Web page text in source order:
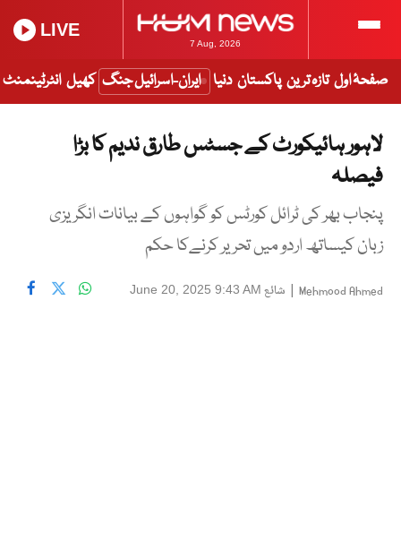
7 Aug, 2026
LIVE
صفحۂ اول تازہ ترین پاکستان دنیا ایران-اسرائیل جنگ کھیل انٹرٹینمنٹ
لاہور ہائیکورٹ کے جسٹس طارق ندیم کا بڑا
فیصلہ
پنجاب بھر کی ٹرائل کورٹس کو گواہوں کے بیانات انگریزی
زبان کیساتھ اردو میں تحریر کرنےکا حکم
Mehmood Ahmed
| شائع June 20, 2025 9:43 AM